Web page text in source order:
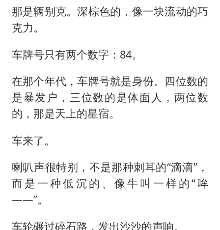
那是辆别克。深棕色的，像一块流动的巧
克力。
车牌号只有两个数字：84。
在那个年代，车牌号就是身份。四位数的
是暴发户，三位数的是体面人，两位数
的，那是天上的星宿。
车来了。
喇叭声很特别，不是那种刺耳的“滴滴”，
而是一种低沉的、像牛叫一样的“哞
——”。
车轮碾过碎石路，发出沙沙的声响。